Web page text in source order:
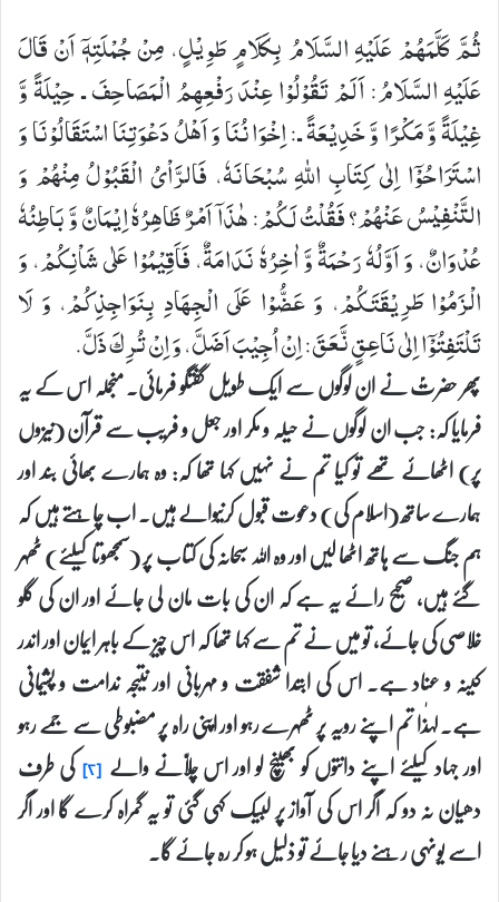
ثُمَّ كَلَّمَهُمْ عَلَیْهِ السَّلَامُ بِكَلَامٍ طَوِیْلٍ، مِنْ جُمْلَتِهٖۤ اَنْ قَالَ
عَلَیْهِ السَّلَامُ: اَلَمْ تَقُوْلُوْا عِنْدَ رَفْعِهِمُ الْمَصَاحِفَ ـ حِیْلَةً وَّ
غِیْلَةً وَّ مَكْرًا وَّ خَدِیْعَةً ـ: اِخْوَانُنَا وَ اَهْلُ دَعْوَتِنَا اسْتَقَالُوْنَا وَ
اسْتَرَاحُوْۤا اِلٰی كِتَابِ اللهِ سُبْحَانَهٗ، فَالرَّاْیُ الْقَبُوْلُ مِنْهُمْ وَ
التَّنْفِیْسُ عَنْهُمْ؟ فَقُلْتُ لَكُمْ: هٰذَاۤ اَمْرٌ ظَاهِرُهٗ اِیْمَانٌ وَّ بَاطِنُهٗ
عُدْوَانٌ، وَ اَوَّلُهٗ رَحْمَةٌ وَّ اٰخِرُهٗ نَدَامَةٌ، فَاَقِیْمُوْا عَلٰی شَاْنِكُمْ، وَ
الْزَمُوْا طَرِیْقَتَكُمْ، وَ عَضُّوْا عَلَی الْجِهَادِ بِنَوَاجِذِكُمْ، وَ لَا
تَلْتَفِتُوْۤا اِلٰی نَاعِقٍ نَّعَقَ: اِنْ اُجِیْبَ اَضَلَّ، وَ اِنْ تُرِكَ ذَلَّ.
پھر حضرتؑ نے ان لوگوں سے ایک طویل گفتگو فرمائی۔ منجملہ اس کے یہ
فرمایا کہ: جب ان لوگوں نے حیلہ و مکر اور جعل و فریب سے قرآن (نیزوں
پر) اٹھائے تھے تو کیا تم نے نہیں کہا تھا کہ: وہ ہمارے بھائی بند اور
ہمارے ساتھ (اسلام کی) دعوت قبول کرنیوالے ہیں۔ اب چاہتے ہیں کہ
ہم جنگ سے ہاتھ اٹھا لیں اور وہ اللہ سبحانہ کی کتاب پر (سمجھوتا کیلئے) ٹھہر
گئے ہیں، صحیح رائے یہ ہے کہ ان کی بات مان لی جائے اور ان کی گلو
خلاصی کی جائے، تو میں نے تم سے کہا تھا کہ اس چیز کے باہر ایمان اور اندر
کینہ و عناد ہے۔ اس کی ابتدا شفقت و مہربانی اور نتیجہ ندامت و پشیمانی
ہے۔ لہٰذا تم اپنے رویہ پر ٹھہرے رہو اور اپنی راہ پر مضبوطی سے جمے رہو
اور جہاد کیلئے اپنے دانتوں کو بھینچ لو اور اس چلّانے والے [۲] کی طرف
دھیان نہ دو کہ اگر اس کی آواز پر لبیک کہی گئی تو یہ گمراہ کرے گا اور اگر
اسے یونہی رہنے دیا جائے تو ذلیل ہو کر رہ جائے گا۔